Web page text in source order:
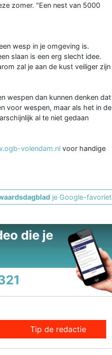
zomer. "Een nest van 5000
wesp in je omgeving is.
slaan is een erg slecht idee.
zal je aan de kust veiliger zijn
wespen dan kunnen denken dat
voor wespen, maar als het in de
al te niet gedaan
volendam.nl voor handige
je Google-favoriet
die je
Tip de redactie